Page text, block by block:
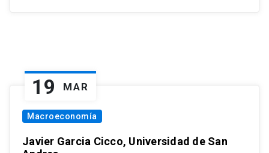
19 MAR
Macroeconomía
Javier Garcia Cicco, Universidad de San